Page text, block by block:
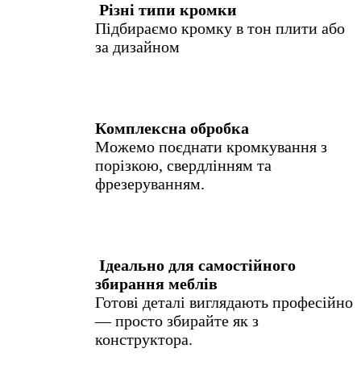
Різні типи кромки
Підбираємо кромку в тон плити або
за дизайном
Комплексна обробка
Можемо поєднати кромкування з
порізкою, свердлінням та
фрезеруванням.
Ідеально для самостійного
збирання меблів
Готові деталі виглядають професійно
— просто збирайте як з
конструктора.